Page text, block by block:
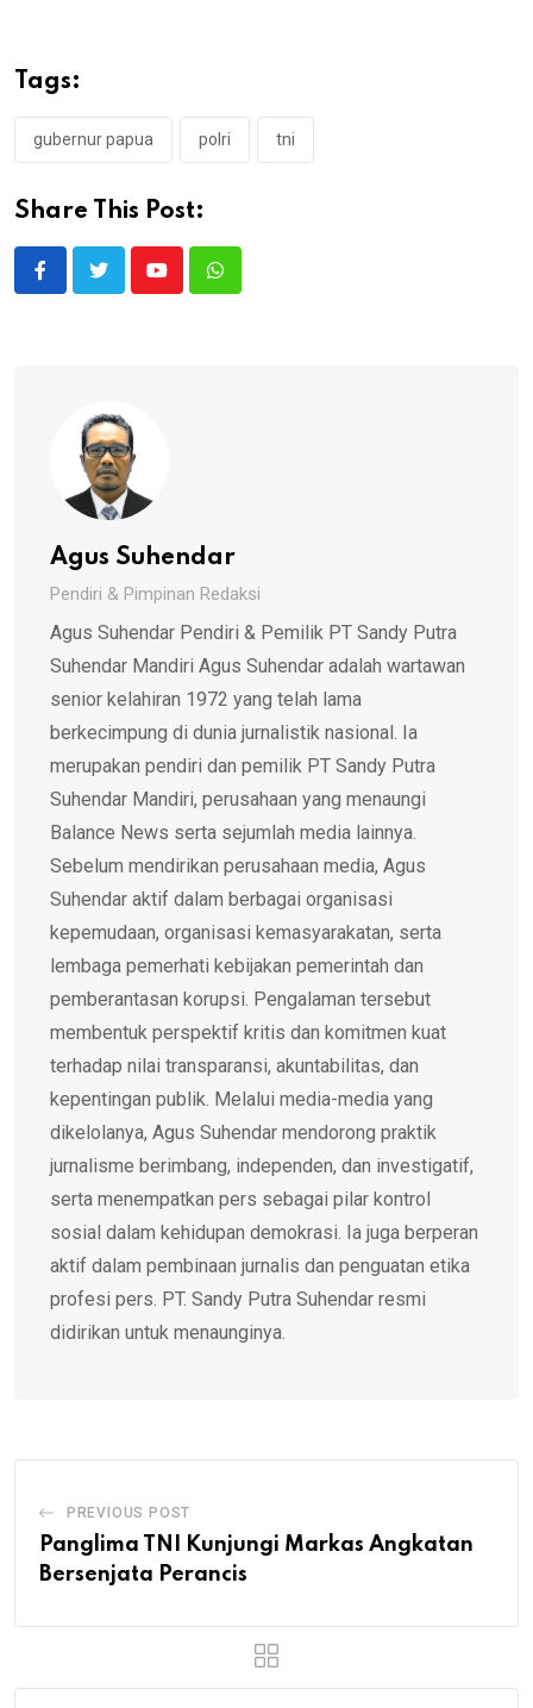
Tags:
gubernur papua polri tni
Share This Post:
YoutubeWhatsapp
Agus Suhendar
Pendiri & Pimpinan Redaksi
Agus Suhendar Pendiri & Pemilik PT Sandy Putra
Suhendar Mandiri Agus Suhendar adalah wartawan
senior kelahiran 1972 yang telah lama
berkecimpung di dunia jurnalistik nasional. Ia
merupakan pendiri dan pemilik PT Sandy Putra
Suhendar Mandiri, perusahaan yang menaungi
Balance News serta sejumlah media lainnya.
Sebelum mendirikan perusahaan media, Agus
Suhendar aktif dalam berbagai organisasi
kepemudaan, organisasi kemasyarakatan, serta
lembaga pemerhati kebijakan pemerintah dan
pemberantasan korupsi. Pengalaman tersebut
membentuk perspektif kritis dan komitmen kuat
terhadap nilai transparansi, akuntabilitas, dan
kepentingan publik. Melalui media-media yang
dikelolanya, Agus Suhendar mendorong praktik
jurnalisme berimbang, independen, dan investigatif,
serta menempatkan pers sebagai pilar kontrol
sosial dalam kehidupan demokrasi. Ia juga berperan
aktif dalam pembinaan jurnalis dan penguatan etika
profesi pers. PT. Sandy Putra Suhendar resmi
didirikan untuk menaunginya.
PREVIOUS POST
Panglima TNI Kunjungi Markas Angkatan
Bersenjata Perancis